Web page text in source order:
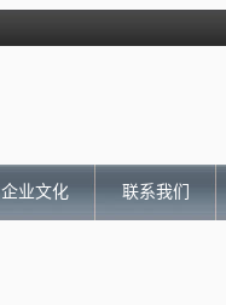
企业文化 联系我们